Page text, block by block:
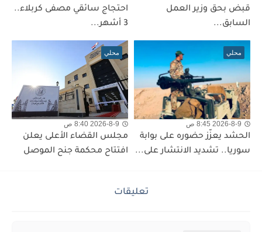
قبض بحق وزير العمل
السابق...
احتجاج سائقي مصفى كربلاء..
3 أشهر...
محلي
2026-8-9 8:45 ص
الحشد يعزّز حضوره على بوابة
سوريا.. تشديد الانتشار على...
محلي
2026-8-9 8:40 ص
مجلس القضاء الأعلى يعلن
افتتاح محكمة جنح الموصل
تعليقات